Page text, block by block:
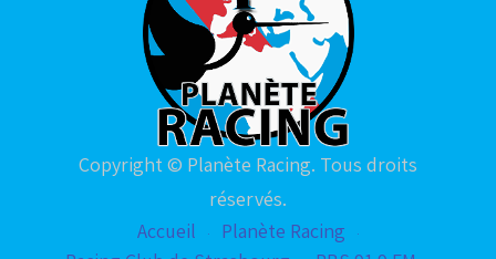
Copyright © Planète Racing. Tous droits
réservés.
Accueil
Planète Racing